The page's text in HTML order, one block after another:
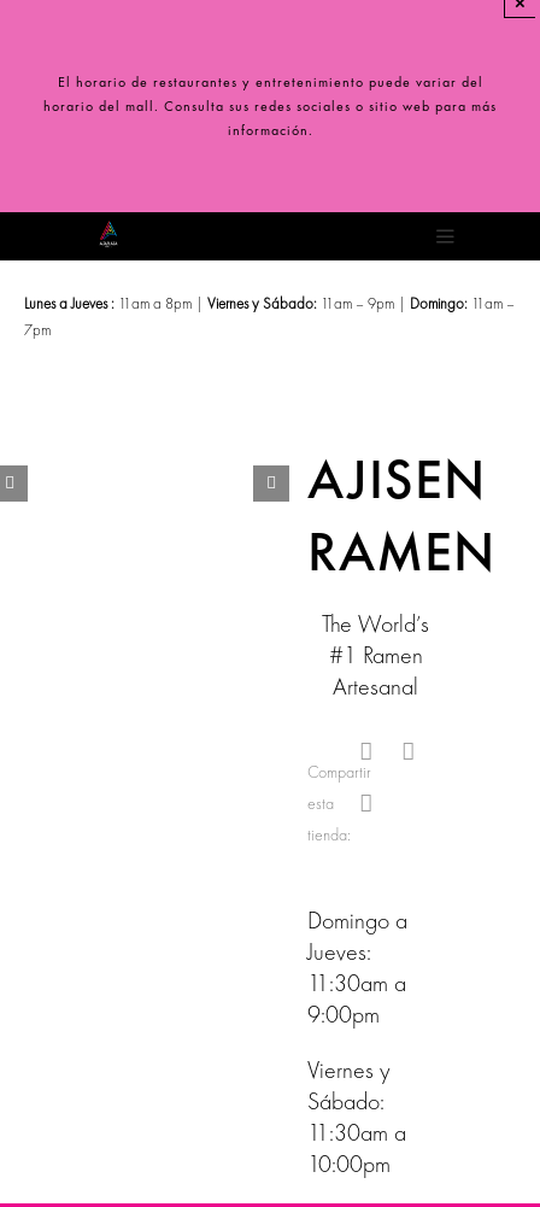
contenidoEl horario de restaurantes y entretenimiento puede variar del
horario del mall. Consulta sus redes sociales o sitio web para más
información.
Toggle
Lunes a Jueves :11am a 8pm | Viernes y Sábado:11am – 9pm | Domingo:11am –
7pm
AJISEN
RAMEN
The World’s
#1 Ramen
Artesanal
Compartir
esta
tienda:
Domingo a
Jueves:
11:30am a
9:00pm
Viernes y
Sábado:
11:30am a
10:00pm